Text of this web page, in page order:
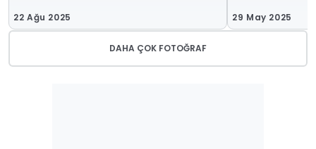
22 Ağu 2025 29 May 2025
DAHA ÇOK FOTOĞRAF